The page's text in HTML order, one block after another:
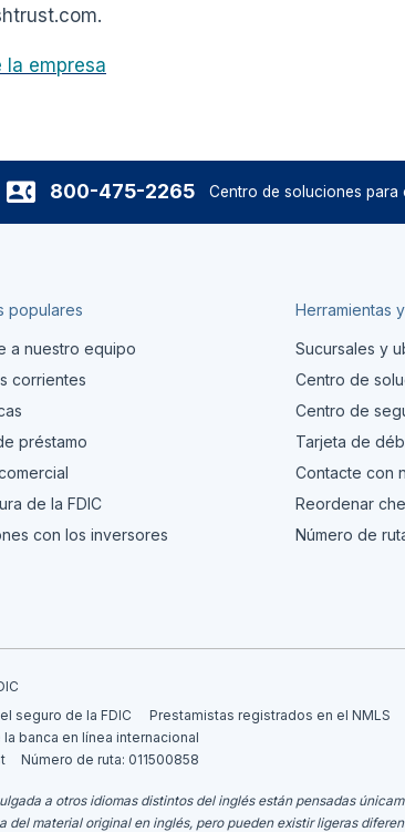
la empresa
800-475-2265 Centro de soluciones para
populares
a nuestro equipo
corrientes
préstamo
de la FDIC
con los inversores
Herramientas
Sucursales y
Centro de
Centro de
Tarjeta de
Contacte con
Reordenar
Número de
seguro de la FDIC
Prestamistas registrados en el NMLS
banca en línea internacional
Número de ruta: 011500858
a otros idiomas distintos del inglés están pensadas
material original en inglés, pero pueden existir ligeras